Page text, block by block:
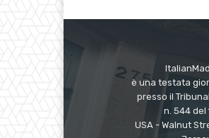
è una testata
presso il
n. 544
USA - Walnut